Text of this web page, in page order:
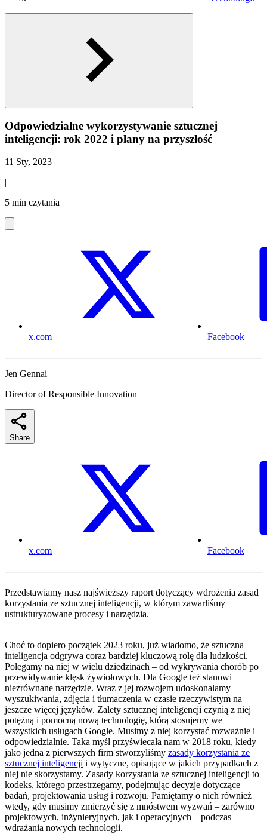
Odpowiedzialne wykorzystywanie sztucznej
inteligencji: rok 2022 i plany na przyszłość
11 Sty, 2023
|
5 min czytania
x.com Facebook
Jen Gennai
Director of Responsible Innovation
Share
x.com Facebook
Przedstawiamy nasz najświeższy raport dotyczący wdrożenia zasad
korzystania ze sztucznej inteligencji, w którym zawarliśmy
ustrukturyzowane procesy i narzędzia.
Choć to dopiero początek 2023 roku, już wiadomo, że sztuczna
inteligencja odgrywa coraz bardziej kluczową rolę dla ludzkości.
Polegamy na niej w wielu dziedzinach – od wykrywania chorób po
przewidywanie klęsk żywiołowych. Dla Google też stanowi
niezrównane narzędzie. Wraz z jej rozwojem udoskonalamy
wyszukiwania, zdjęcia i tłumaczenia w czasie rzeczywistym na
jeszcze więcej języków. Zalety sztucznej inteligencji czynią z niej
potężną i pomocną nową technologię, którą stosujemy we
wszystkich usługach Google. Musimy z niej korzystać rozważnie i
odpowiedzialnie. Taka myśl przyświecała nam w 2018 roku, kiedy
jako jedna z pierwszych firm stworzyliśmy zasady korzystania ze
sztucznej inteligencji i wytyczne, opisujące w jakich przypadkach z
niej nie skorzystamy. Zasady korzystania ze sztucznej inteligencji to
kodeks, którego przestrzegamy, podejmując decyzje dotyczące
badań, projektowania usług i rozwoju. Pamiętamy o nich również
wtedy, gdy musimy zmierzyć się z mnóstwem wyzwań – zarówno
projektowych, inżynieryjnych, jak i operacyjnych – podczas
wdrażania nowych technologii.